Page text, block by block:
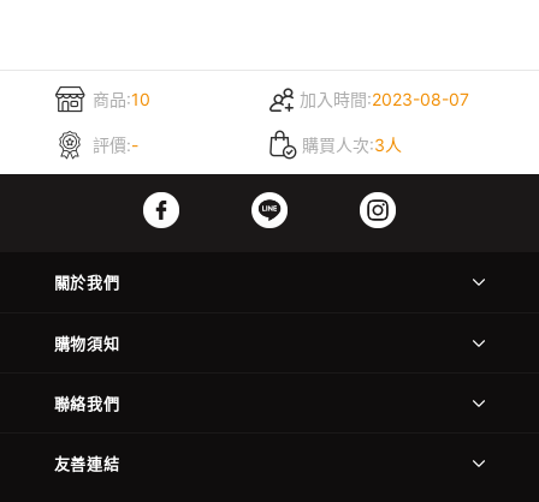
商品:10 加入時間:2023-08-07
評價:- 購買人次:3人
關於我們
購物須知
聯絡我們
友善連結